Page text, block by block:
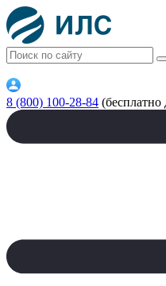
8 (800) 100-28-84